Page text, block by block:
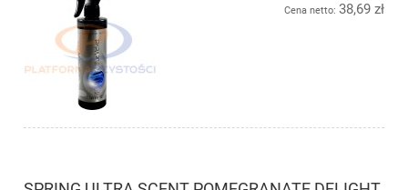
Cena netto: 38,69 zł